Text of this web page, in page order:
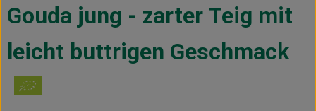
Lieferservice
Gouda jung - zarter Teig mit
leicht buttrigen Geschmack